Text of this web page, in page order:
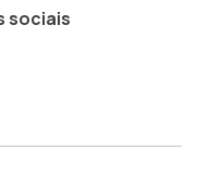
sociais
ao